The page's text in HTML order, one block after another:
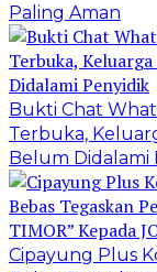
Paling Aman
Bukti Chat
Terbuka,
Belum Didalami
Cipayung Plus